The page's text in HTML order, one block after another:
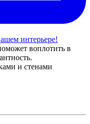
интерьере!
воплотить в
и стенами